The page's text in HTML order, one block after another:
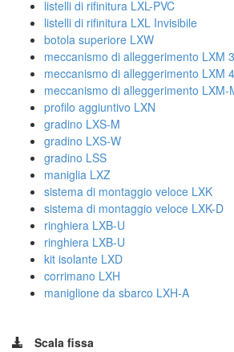
listelli di rifinitura LXL-PVC
listelli di rifinitura LXL Invisibile
botola superiore LXW
meccanismo di alleggerimento LXM 3
meccanismo di alleggerimento LXM 4
meccanismo di alleggerimento LXM-
profilo aggiuntivo LXN
gradino LXS-M
gradino LXS-W
gradino LSS
maniglia LXZ
sistema di montaggio veloce LXK
sistema di montaggio veloce LXK-D
ringhiera LXB-U
ringhiera LXB-U
kit isolante LXD
corrimano LXH
maniglione da sbarco LXH-A
Scala fissa